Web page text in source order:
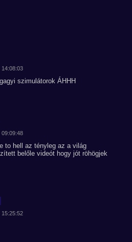
14:08:03
szimulátorok ÁHHH
09:09:48
to hell az tényleg az a világ
belőle videót hogy jót röhögjek
15:25:52